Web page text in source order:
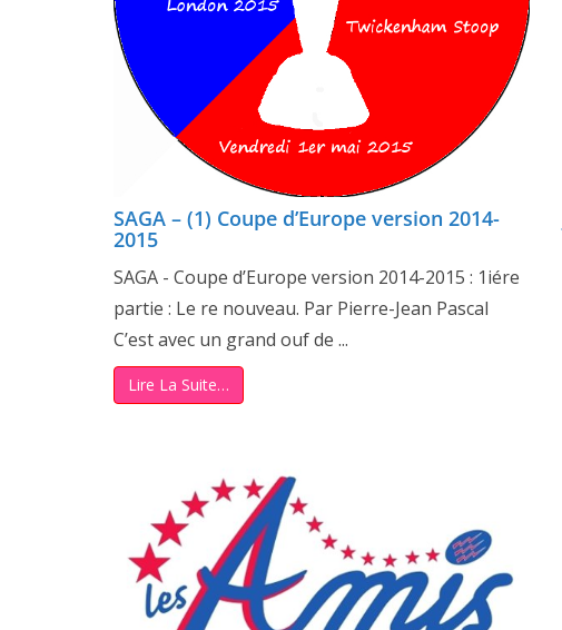
SAGA – (1) Coupe d’Europe version 2014-
2015
SAGA - Coupe d’Europe version 2014-2015 : 1iére
partie : Le re nouveau. Par Pierre-Jean Pascal
C’est avec un grand ouf de ...
Lire La Suite…